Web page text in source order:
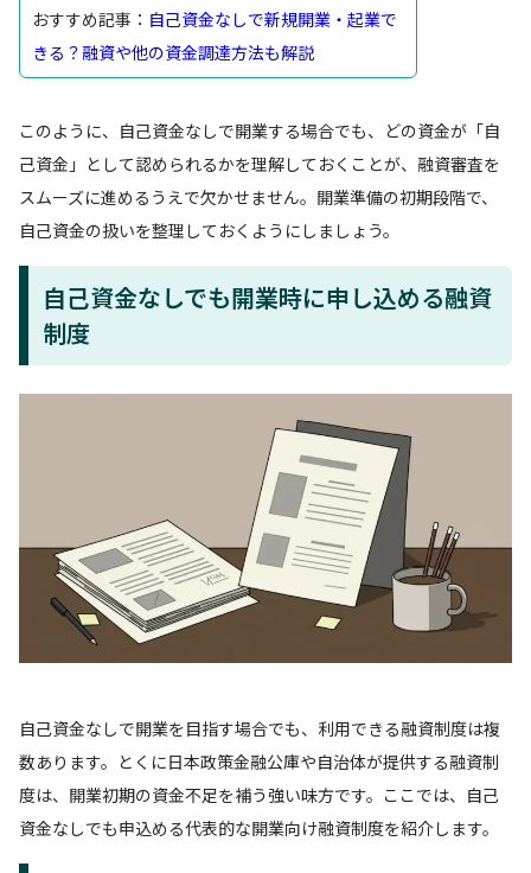
おすすめ記事： 自己資金なしで新規開業・起業で
きる？融資や他の資金調達方法も解説
このように、自己資金なしで開業する場合でも、どの資金が「自
己資金」として認められるかを理解しておくことが、融資審査を
スムーズに進めるうえで欠かせません。開業準備の初期段階で、
自己資金の扱いを整理しておくようにしましょう。
自己資金なしでも開業時に申し込める融資
制度
自己資金なしで開業を目指す場合でも、利用できる融資制度は複
数あります。とくに日本政策金融公庫や自治体が提供する融資制
度は、開業初期の資金不足を補う強い味方です。ここでは、自己
資金なしでも申込める代表的な開業向け融資制度を紹介します。